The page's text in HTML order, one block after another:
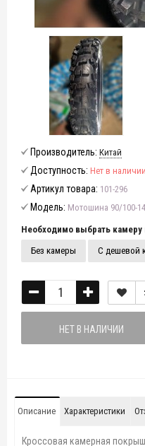
Производитель: Китай
Доступность: Нет в наличии
Артикул товара: 101-296
Модель: Мотошина 90/100-
Необходимо выбрать камеру
Без камеры
С дешевой
НЕТ В НАЛИЧИИ
Описание Характеристики
Кроссовая камерная